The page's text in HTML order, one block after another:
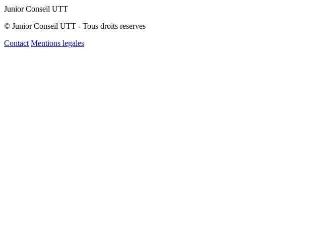
Junior Conseil UTT
© Junior Conseil UTT - Tous droits reserves
Contact Mentions legales